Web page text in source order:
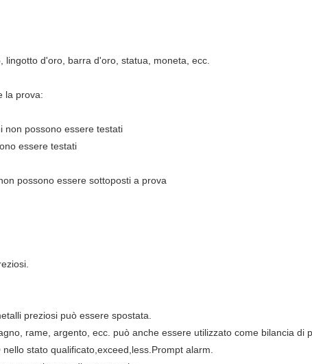
d'oro, barra d'oro, statua, moneta, ecc.
la prova:
non possono essere testati
essere testati
possono essere sottoposti a prova
preziosi può essere spostata.
rame, argento, ecc. può anche essere utilizzato come bilancia di
stato qualificato,exceed,less.Prompt alarm.